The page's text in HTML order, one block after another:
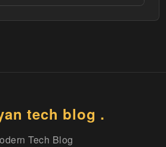
tech blog .
Tech Blog